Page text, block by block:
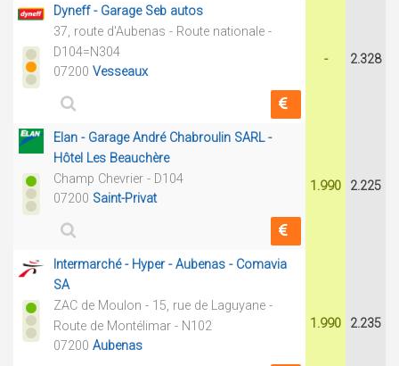
Dyneff - Garage Seb autos
37, route d'Aubenas - Route nationale -
D104=N304
07200 Vesseaux
- 2.328
Elan - Garage André Chabroulin SARL -
Hôtel Les Beauchère
Champ Chevrier - D104
07200 Saint-Privat
1.990 2.225
Intermarché - Hyper - Aubenas - Comavia
SA
ZAC de Moulon - 15, rue de Laguyane -
Route de Montélimar - N102
07200 Aubenas
1.990 2.235